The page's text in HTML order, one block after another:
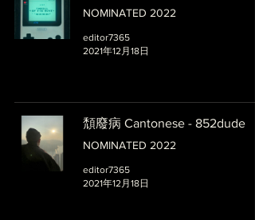
NOMINATED 2022
editor7365
2021年12月18日
頹廢病 Cantonese - 852dude
NOMINATED 2022
editor7365
2021年12月18日